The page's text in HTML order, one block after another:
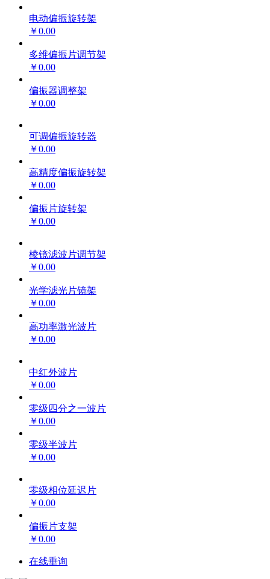
电动偏振旋转架
￥0.00
多维偏振片调节架
￥0.00
偏振器调整架
￥0.00
可调偏振旋转器
￥0.00
高精度偏振旋转架
￥0.00
偏振片旋转架
￥0.00
棱镜滤波片调节架
￥0.00
光学滤光片镜架
￥0.00
高功率激光波片
￥0.00
中红外波片
￥0.00
零级四分之一波片
￥0.00
零级半波片
￥0.00
零级相位延迟片
￥0.00
偏振片支架
￥0.00
在线垂询